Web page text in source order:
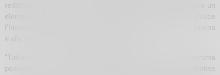
redditività, a fronte di discreti livelli di attività, rappresenta un
elemento importante di attenzione, al quale si unisce
l’incertezza legata al proseguire del conflitto armato in Ucraina
e alle tensioni economiche ed internazionali”.
“Tuttavia – conclude
– in questo panorama
possiamo evidenziare il dato incoraggiante delle aspettative